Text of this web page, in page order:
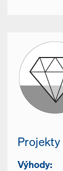
Výhody: